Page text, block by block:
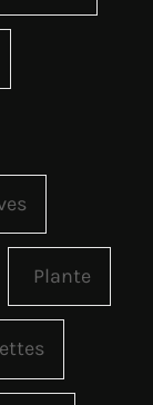
Plante